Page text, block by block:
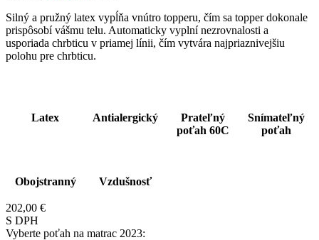
Silný a pružný latex vypĺňa vnútro topperu, čím sa topper dokonale
prispôsobí vášmu telu. Automaticky vyplní nezrovnalosti a
usporiada chrbticu v priamej línii, čím vytvára najpriaznivejšiu
polohu pre chrbticu.
Latex Antialergický
Prateľný
poťah 60C
Snímateľný
poťah
Obojstranný Vzdušnosť
202,00 €
S DPH
Vyberte poťah na matrac 2023: